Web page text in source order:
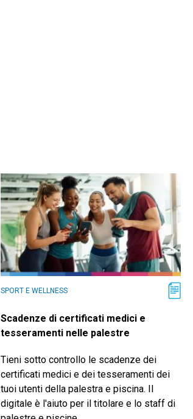
SPORT E WELLNESS
Scadenze di certificati medici e
tesseramenti nelle palestre
Tieni sotto controllo le scadenze dei
certificati medici e dei tesseramenti dei
tuoi utenti della palestra e piscina. Il
digitale è l'aiuto per il titolare e lo staff di